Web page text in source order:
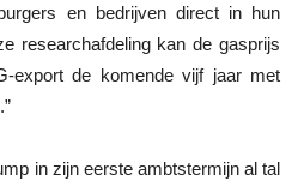
en bedrijven direct in hun
researchafdeling kan de gasprijs
export de komende vijf jaar met
in zijn eerste ambtstermijn al tal